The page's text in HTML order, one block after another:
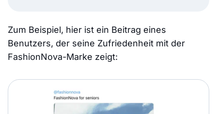
Zum Beispiel, hier ist ein Beitrag eines
Benutzers, der seine Zufriedenheit mit der
FashionNova-Marke zeigt: